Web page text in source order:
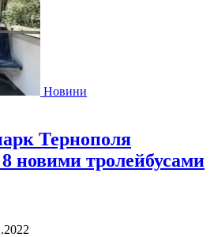
Новини
Тернополя
новими тролейбусами